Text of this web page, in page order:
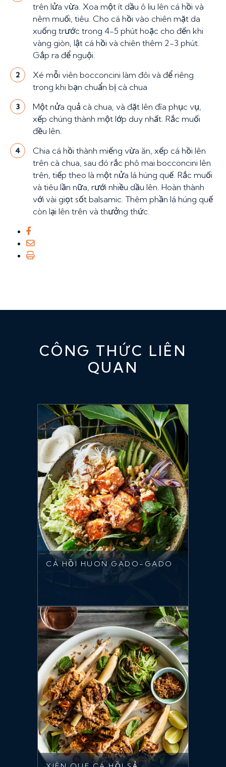
trên lửa vừa. Xoa một ít dầu ô liu lên cá hồi và
nêm muối, tiêu. Cho cá hồi vào chiên mặt da
xuống trước trong 4-5 phút hoặc cho đến khi
vàng giòn, lật cá hồi và chiên thêm 2-3 phút.
Gắp ra để nguội.
2
Xé mỗi viên bocconcini làm đôi và để riêng
trong khi bạn chuẩn bị cà chua
3
Một nửa quả cà chua, và đặt lên đĩa phục vụ,
xếp chúng thành một lớp duy nhất. Rắc muối
đều lên.
4
Chia cá hồi thành miếng vừa ăn, xếp cá hồi lên
trên cà chua, sau đó rắc phô mai bocconcini lên
trên, tiếp theo là một nửa lá húng quế. Rắc muối
và tiêu lần nữa, rưới nhiều dầu lên. Hoàn thành
với vài giọt sốt balsamic. Thêm phần lá húng quế
còn lại lên trên và thưởng thức.
CÔNG THỨC LIÊN
QUAN
CÁ HỒI HUON GADO-GADO